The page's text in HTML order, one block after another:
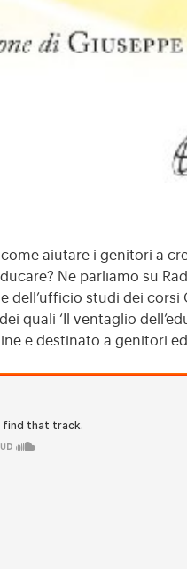
aiutare i genitori a
Ne parliamo su
dell’ufficio studi dei
quali ‘Il ventaglio
e destinato a genitori